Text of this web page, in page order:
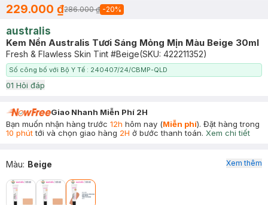
229.000 ₫286.000 ₫ -20%
australis
Kem Nền Australis Tươi Sáng Mỏng Mịn Màu Beige 30ml
Fresh & Flawless Skin Tint #Beige(SKU: 422211352)
Số công bố với Bộ Y Tế : 240407/24/CBMP-QLD
01 Hỏi đáp
Giao Nhanh Miễn Phí 2H
Bạn muốn nhận hàng trước 12h hôm nay (Miễn phí). Đặt hàng trong
10 phúttới và chọn giao hàng 2H ở bước thanh toán. Xem chi tiết
Màu: Beige Xem thêm